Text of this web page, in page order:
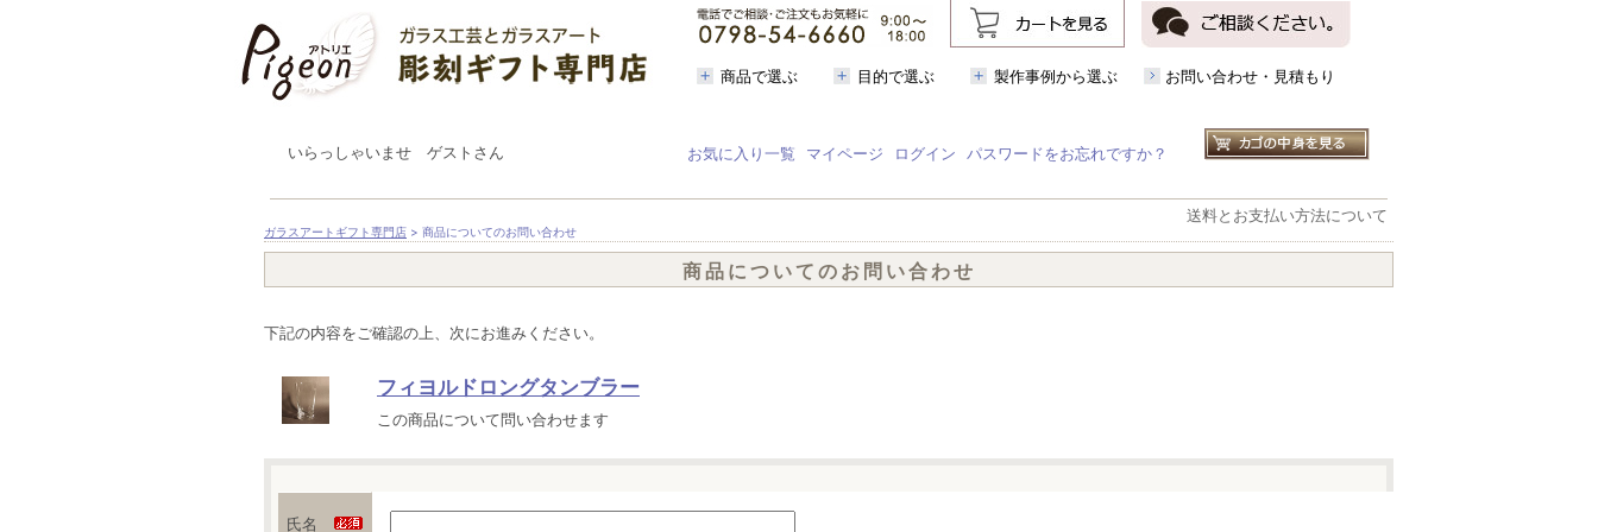
商品で選ぶ 目的で選ぶ 製作事例から選ぶ お問い合わせ・見積もり
いらっしゃいませ ゲストさん お気に入り一覧 マイページ ログイン パスワードをお忘れですか？
送料とお支払い方法について
ガラスアートギフト専門店 > 商品についてのお問い合わせ
商品についてのお問い合わせ
下記の内容をご確認の上、次にお進みください。
フィヨルドロングタンブラー
この商品について問い合わせます
氏名